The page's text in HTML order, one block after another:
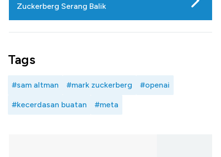
Zuckerberg Serang Balik
Tags
#sam altman #mark zuckerberg #openai
#kecerdasan buatan #meta